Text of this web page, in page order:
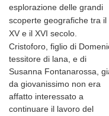
esplorazione delle grandi
scoperte geografiche tra il
XV e il XVI secolo.
Cristoforo, figlio di
tessitore di lana, e di
Susanna Fontanarossa,
da giovanissimo non era
affatto interessato a
continuare il lavoro del